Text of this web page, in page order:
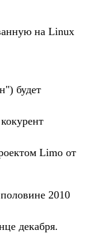
на Linux
будет
Limo от
2010
декабря.